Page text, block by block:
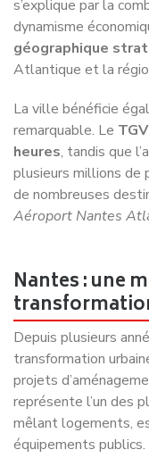
géographique
Atlantique et la
La ville bénéficie
heures , tandis que
plusieurs millions de
de nombreuses
Aéroport Nantes
Depuis plusieurs
transformation
projets
représente l’un des
mêlant logements,
équipements publics.
Ces transformations